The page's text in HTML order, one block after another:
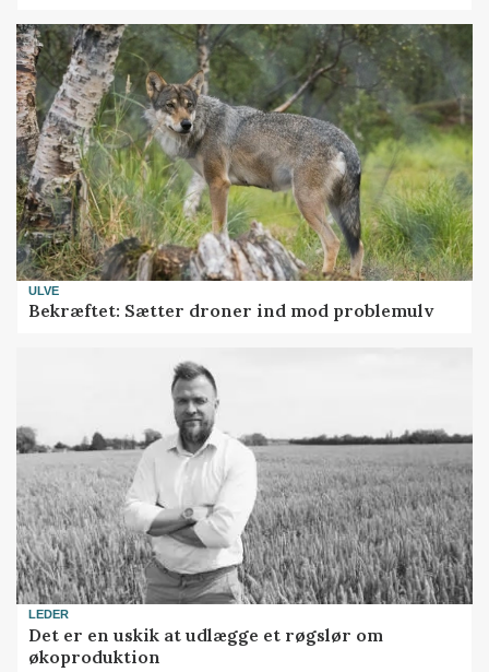
ULVE
Bekræftet: Sætter droner ind mod problemulv
LEDER
Det er en uskik at udlægge et røgslør om
økoproduktion